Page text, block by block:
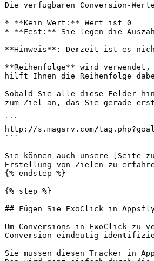
Die verfügbaren Conversion-
* **Kein Wert:** Wert ist 0
* **Fest:** Sie legen die
**Hinweis**: Derzeit ist es
**Reihenfolge** wird
hilft Ihnen die Reihenfolge
Sobald Sie alle diese Felder
zum Ziel an, das Sie gerade
```
http://s.magsrv.com/
```
Sie können auch unsere [Seite
Erstellung von Zielen zu
{% endstep %}
{% step %}
## Fügen Sie ExoClick in
Um Conversions in ExoClick zu
Conversion eindeutig
Sie müssen diesen Tracker in